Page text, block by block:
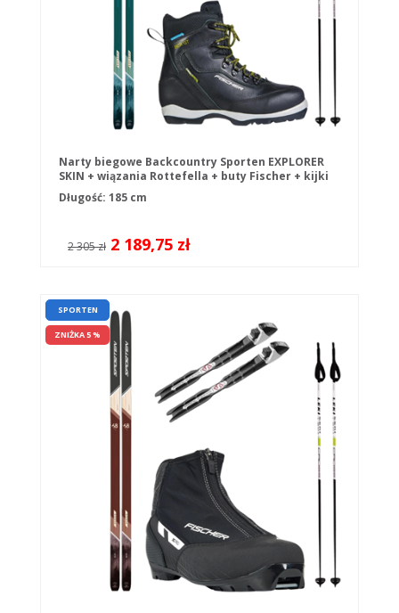
Narty biegowe Backcountry Sporten EXPLORER
SKIN + wiązania Rottefella + buty Fischer + kijki
Długość: 185 cm
2 305 zł 2 189,75 zł
SPORTEN
ZNIŻKA 5 %